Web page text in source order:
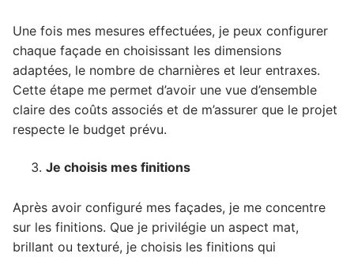
Une fois mes mesures effectuées, je peux configurer
chaque façade en choisissant les dimensions
adaptées, le nombre de charnières et leur entraxes.
Cette étape me permet d’avoir une vue d’ensemble
claire des coûts associés et de m’assurer que le projet
respecte le budget prévu.
Je choisis mes finitions
Après avoir configuré mes façades, je me concentre
sur les finitions. Que je privilégie un aspect mat,
brillant ou texturé, je choisis les finitions qui